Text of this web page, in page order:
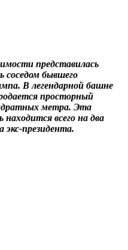
представилась
соседом бывшего
В легендарной башне
просторный
метра. Эта
всего на два
президента.